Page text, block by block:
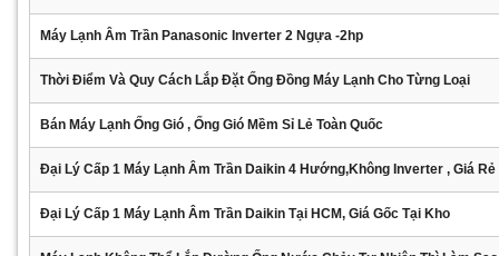
Máy Lạnh Âm Trần Panasonic Inverter 2 Ngựa -2hp
Thời Điểm Và Quy Cách Lắp Đặt Ống Đồng Máy Lạnh Cho Từng Loại
Bán Máy Lạnh Ống Gió , Ống Gió Mềm Sỉ Lẻ Toàn Quốc
Đại Lý Cấp 1 Máy Lạnh Âm Trần Daikin 4 Hướng,không Inverter , Giá Rẻ
Đại Lý Cấp 1 Máy Lạnh Âm Trần Daikin Tại HCM, Giá Gốc Tại Kho